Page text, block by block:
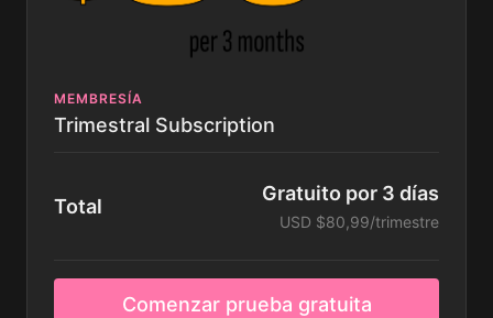
MEMBRESÍA
Trimestral Subscription
Total
Gratuito por 3 días
USD $80,99/trimestre
Comenzar prueba gratuita